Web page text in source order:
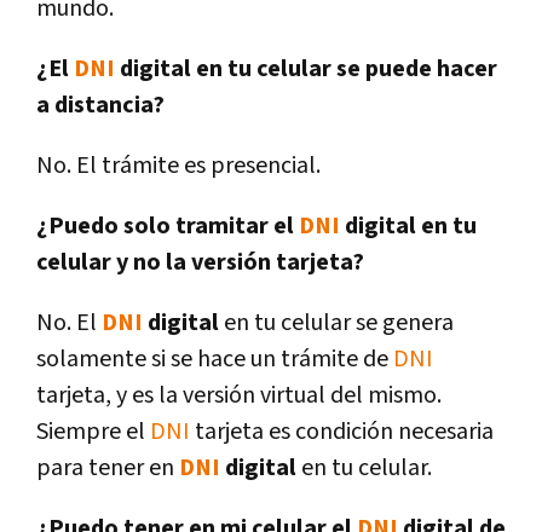
mundo.
¿El DNI digital en tu celular se puede hacer
a distancia?
No. El trámite es presencial.
¿Puedo solo tramitar el DNI digital en tu
celular y no la versión tarjeta?
No. El DNI digitalen tu celular se genera
solamente si se hace un trámite de DNI
tarjeta, y es la versión virtual del mismo.
Siempre el DNI tarjeta es condición necesaria
para tener en DNI digitalen tu celular.